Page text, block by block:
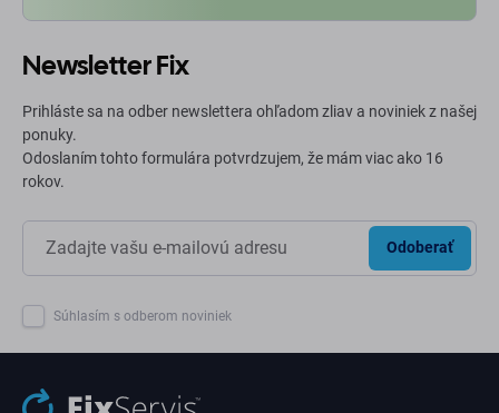
Newsletter Fix
Prihláste sa na odber newslettera ohľadom zliav a noviniek z našej
ponuky.
Odoslaním tohto formulára potvrdzujem, že mám viac ako 16
rokov.
Odoberať
Súhlasím s odberom noviniek